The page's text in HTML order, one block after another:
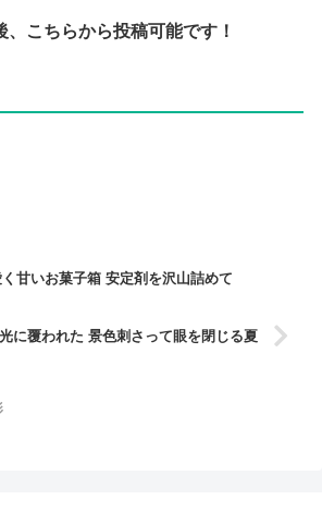
、こちらから投稿可能です！
甘いお菓子箱 安定剤を沢山詰めて
に覆われた 景色刺さって眼を閉じる夏